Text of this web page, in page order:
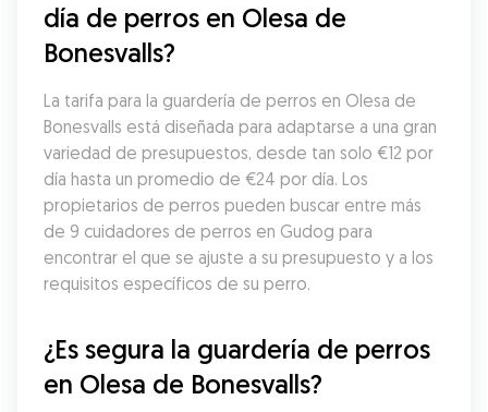
día de perros en Olesa de
Bonesvalls?
La tarifa para la guardería de perros en Olesa de
Bonesvalls está diseñada para adaptarse a una gran
variedad de presupuestos, desde tan solo €12 por
día hasta un promedio de €24 por día. Los
propietarios de perros pueden buscar entre más
de 9 cuidadores de perros en Gudog para
encontrar el que se ajuste a su presupuesto y a los
requisitos específicos de su perro.
¿Es segura la guardería de perros
en Olesa de Bonesvalls?